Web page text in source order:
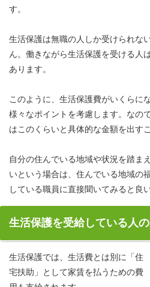
す。
生活保護は無職の人しか受けられな
ん。働きながら生活保護を受ける人
あります。
このように、生活保護費がいくらに
様々なポイントを考慮します。なの
はこのくらいと具体的な金額を出す
自分の住んでいる地域や状況を踏ま
いという場合は、住んでいる地域の
している職員に直接聞いてみると良
生活保護を受給している人
生活保護では、生活費とは別に「住
宅扶助」として家賃を払うための費